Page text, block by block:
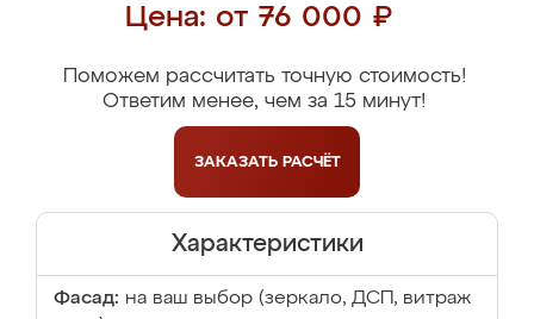
Цена: от 76 000 ₽
Поможем рассчитать точную стоимость!
Ответим менее, чем за 15 минут!
ЗАКАЗАТЬ РАСЧЁТ
Характеристики
Фасад: на ваш выбор (зеркало, ДСП, витраж